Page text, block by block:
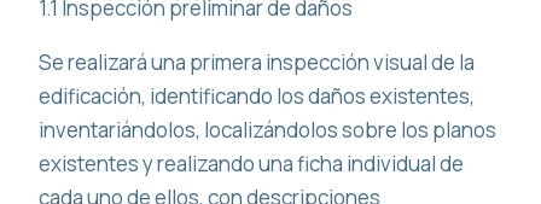
1.1 Inspección preliminar de daños
Se realizará una primera inspección visual de la
edificación, identificando los daños existentes,
inventariándolos, localizándolos sobre los planos
existentes y realizando una ficha individual de
cada uno de ellos, con descripciones